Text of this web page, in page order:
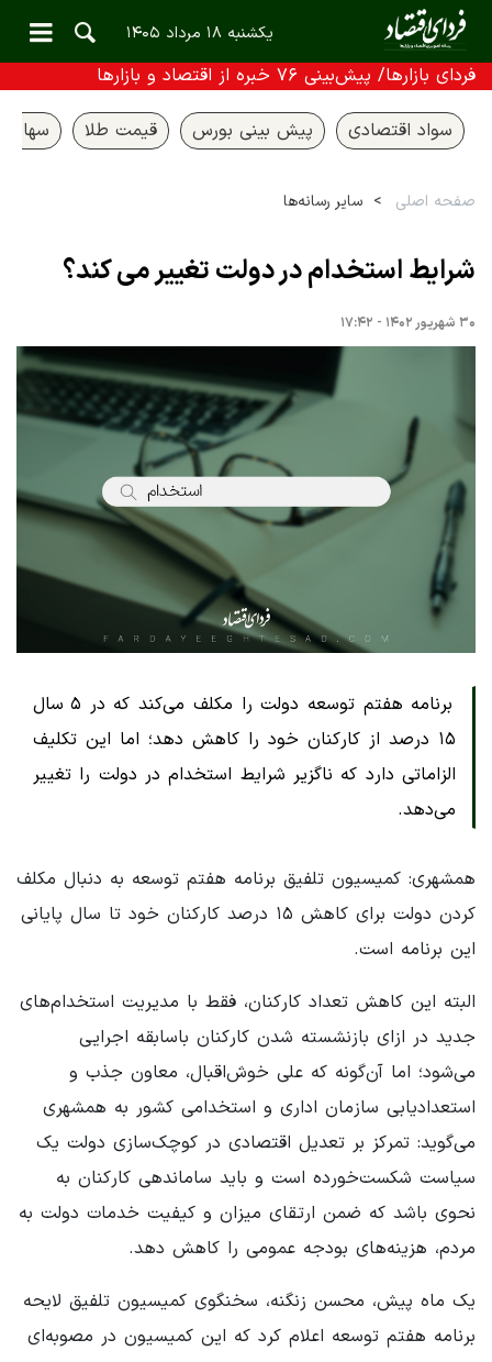
یکشنبه ۱۸ مرداد ۱۴۰۵
فردای بازارها/ پیش‌بینی ۷۶ خبره از اقتصاد و بازارها
سواد اقتصادی پیش بینی بورس قیمت طلا سهام
صفحه اصلی سایر رسانه‌ها
شرایط استخدام در دولت تغییر می کند؟
۳۰ شهریور ۱۴۰۲ - ۱۷:۴۲
برنامه هفتم توسعه دولت را مکلف می‌کند که در ۵ سال
۱۵ درصد از کارکنان خود را کاهش دهد؛ اما این تکلیف
الزاماتی دارد که ناگزیر شرایط استخدام در دولت را تغییر
می‌دهد.
همشهری: کمیسیون تلفیق برنامه هفتم توسعه به دنبال مکلف
کردن دولت برای کاهش ۱۵ درصد کارکنان خود تا سال پایانی
این برنامه است.
البته این کاهش تعداد کارکنان، فقط با مدیریت استخدام‌های
جدید در ازای بازنشسته شدن کارکنان باسابقه اجرایی
می‌شود؛ اما آن‌گونه که علی خوش‌اقبال، معاون جذب و
استعدادیابی سازمان اداری و استخدامی کشور به همشهری
می‌گوید: تمرکز بر تعدیل اقتصادی در کوچک‌سازی دولت یک
سیاست شکست‌خورده است و باید ساماندهی کارکنان به
نحوی باشد که ضمن ارتقای میزان و کیفیت خدمات دولت به
مردم، هزینه‌های بودجه عمومی را کاهش دهد.
یک ماه پیش، محسن زنگنه، سخنگوی کمیسیون تلفیق لایحه
برنامه هفتم توسعه اعلام کرد که این کمیسیون در مصوبه‌ای